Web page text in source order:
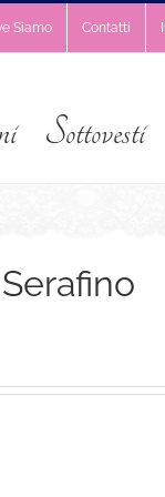
Siamo Contatti
Sottovesti